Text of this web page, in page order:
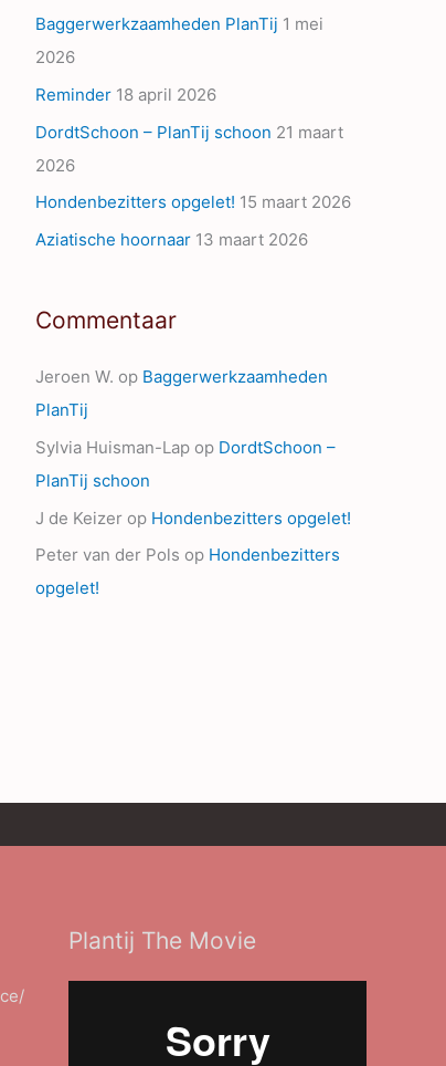
e
s
s
Baggerwerkzaamheden PlanTij 1 mei
2026
Reminder 18 april 2026
DordtSchoon – PlanTij schoon 21 maart
2026
Hondenbezitters opgelet! 15 maart 2026
Aziatische hoornaar 13 maart 2026
Commentaar
Jeroen W. op Baggerwerkzaamheden
PlanTij
Sylvia Huisman-Lap op DordtSchoon –
PlanTij schoon
J de Keizer op Hondenbezitters opgelet!
Peter van der Pols op Hondenbezitters
opgelet!
Plantij The Movie